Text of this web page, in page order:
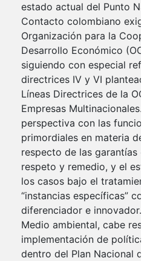
estado actual del Punto
Contacto colombiano
Organización para la
Desarrollo Económico
siguiendo con especial
directrices IV y VI
Líneas Directrices de la
Empresas Multinacionales.
perspectiva con las
primordiales en materia de
respecto de las garantías
respeto y remedio, y el
los casos bajo el
“instancias específicas”
diferenciador e innovador.
Medio ambiental, cabe
implementación de
dentro del Plan Nacional